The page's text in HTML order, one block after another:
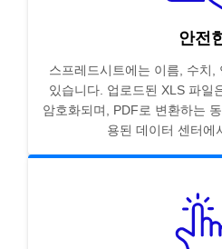
안전
스프레드시트에는 이름, 수치,
있습니다. 업로드된 XLS 파일
암호화되며, PDF로 변환하는
용된 데이터 센터에